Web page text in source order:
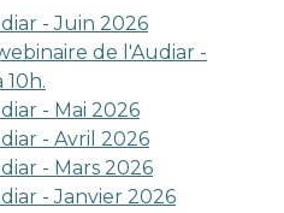
- Juin 2026
de l'Audiar -
10h.
- Mai 2026
- Avril 2026
- Mars 2026
- Janvier 2026